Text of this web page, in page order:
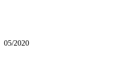
05/2020